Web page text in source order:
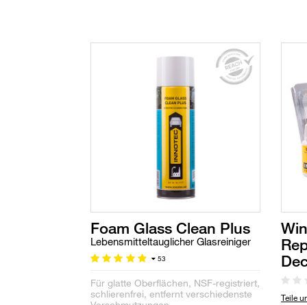
Foam Glass Clean Plus
Lebensmitteltauglicher Glasreiniger
53
Für glatte Oberflächen, NSF-registriert,
schlierenfrei, entfernt verschiedenste
Teile